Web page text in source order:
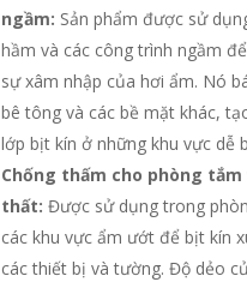
ngầm: Sản phẩm được sử
hầm và các công trình ngầm
sự xâm nhập của hơi ẩm. Nó
bê tông và các bề mặt khác,
lớp bịt kín ở những khu vực dễ
Chống thấm cho phòng tắm
thất: Được sử dụng trong
các khu vực ẩm ướt để bịt kín
các thiết bị và tường. Độ dẻo